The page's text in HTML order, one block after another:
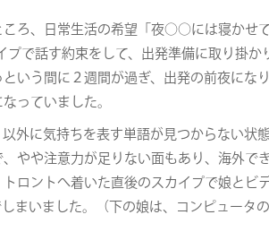
ろ、日常生活の希望「夜○○には寝かせ
で話す約束をして、出発準備に取り掛
いう間に２週間が過ぎ、出発の前夜にな
っていました。
外に気持ちを表す単語が見つからない状
やや注意力が足りない面もあり、海外で
ロントへ着いた直後のスカイプで娘と
まいました。（下の娘は、コンピュータ